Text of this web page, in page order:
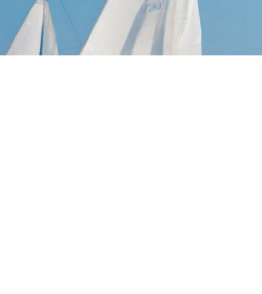
gérer vos paramètres de